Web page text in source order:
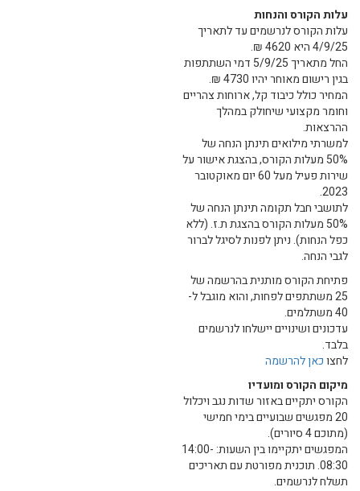
עלות הקורס והנחות
עלות הקורס לנרשמים עד לתאריך
4/9/25 היא 4620 ₪.
החל מתאריך 5/9/25 דמי השתתפות
בגין רישום מאוחר יהיו 4730 ₪.
המחיר כולל כיבוד קל, ארוחות צהריים
וחומר מקצועי שיחולק במהלך
ההרצאות.
למשרתי מילואים תינתן הנחה של
50% מעלות הקורס, בהצגת אישור על
שירות פעיל מעל 60 יום מאוקטובר
2023.
לתושבי חבל תקומה תינתן הנחה של
50% מעלות הקורס בהצגת ת.ז. (ללא
כפל הנחות). ניתן לפנות לסיגל לברור
לגבי הנחה.
פתיחת הקורס מותנית בהרשמה של
25 משתתפים לפחות, והוא מוגבל ל-
40 משתלמים.
עדכונים ושינויים יישלחו לנרשמים
בלבד.
לחצוכאן להרשמה
מיקום הקורס ומועדיו
הקורס יתקיים באזור שדות נגב ויכלול
20 מפגשים שבועיים בימי חמישי
(מתוכם 4 סיורים).
המפגשים יתקיימו בין השעות: 14:00-
08:30. תוכנית מפורטת עם תאריכים
תשלח לנרשמים.